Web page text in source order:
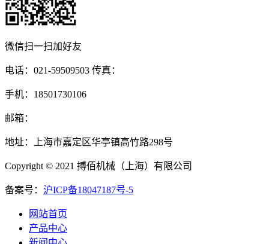
微信扫一扫加好友
电话：021-59509503 传真：
手机：18501730106
邮箱：
地址：上海市嘉定区华亭镇高竹路298号
Copyright © 2021 搏佰机械（上海）有限公司
备案号： 沪ICP备18047187号-5
网站首页
产品中心